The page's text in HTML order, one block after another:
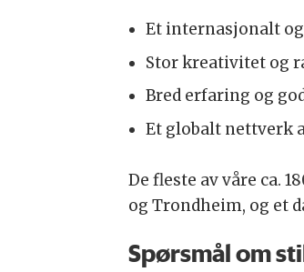
Et internasjonalt
Stor kreativitet og
Bred erfaring og
Et globalt nettverk
De fleste av våre ca.
og Trondheim, og et
Spørsmål om